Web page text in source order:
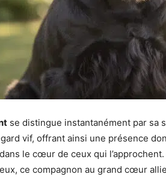
se distingue instantanément par sa
vif, offrant ainsi une présence
le cœur de ceux qui
ce compagnon au grand cœur